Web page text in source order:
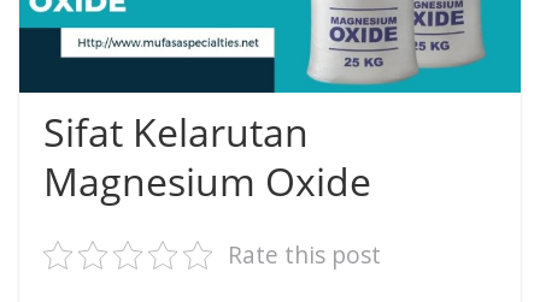
Sifat Kelarutan
Magnesium Oxide
Rate this post